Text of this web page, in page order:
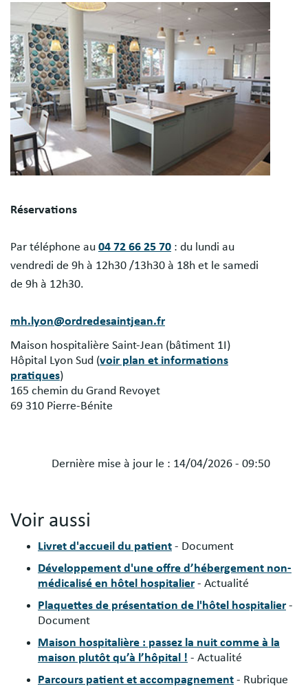
Réservations
Par téléphone au 04 72 66 25 70 : du lundi au
vendredi de 9h à 12h30 /13h30 à 18h et le samedi
de 9h à 12h30.
mh.lyon@ordredesaintjean.fr
Maison hospitalière Saint-Jean (bâtiment 1I)
Hôpital Lyon Sud (voir plan et informations
pratiques)
165 chemin du Grand Revoyet
69 310 Pierre-Bénite
Dernière mise à jour le : 14/04/2026 - 09:50
Voir aussi
Livret d'accueil du patient - Document
Développement d'une offre d’hébergement non-
médicalisé en hôtel hospitalier - Actualité
Plaquettes de présentation de l'hôtel hospitalier -
Document
Maison hospitalière : passez la nuit comme à la
maison plutôt qu’à l’hôpital ! - Actualité
Parcours patient et accompagnement - Rubrique